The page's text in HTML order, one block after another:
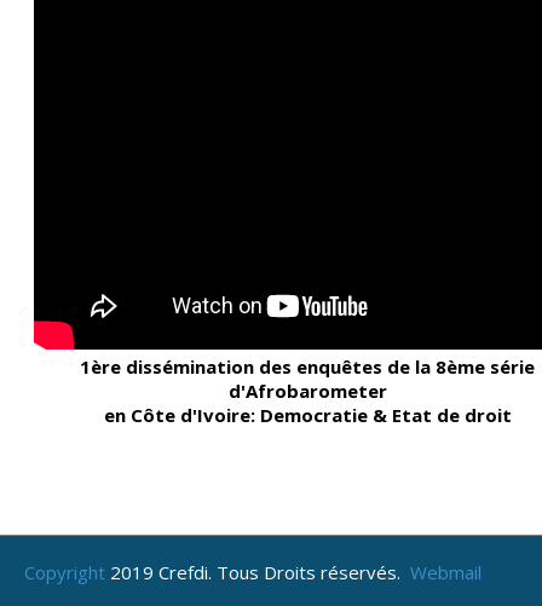
1ère dissémination des enquêtes de la 8ème série
d'Afrobarometer
en Côte d'Ivoire: Democratie & Etat de droit
Copyright 2019 Crefdi. Tous Droits réservés. Webmail